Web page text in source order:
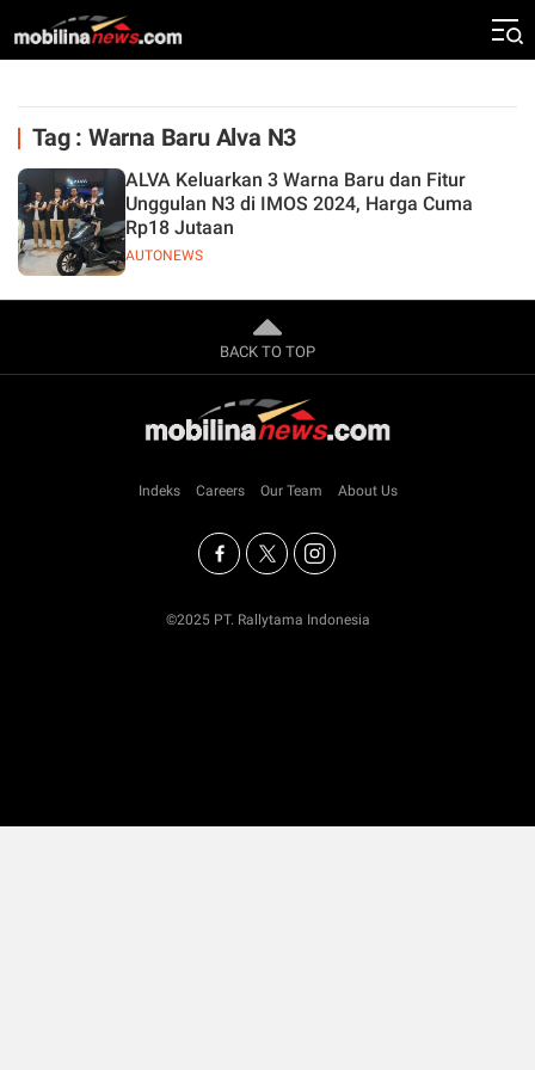
Tag : Warna Baru Alva N3
AUTONEWS
ALVA Keluarkan 3 Warna Baru dan Fitur
Unggulan N3 di IMOS 2024, Harga Cuma
Rp18 Jutaan
BACK TO TOP
Indeks Careers Our Team About Us
©2025 PT. Rallytama Indonesia